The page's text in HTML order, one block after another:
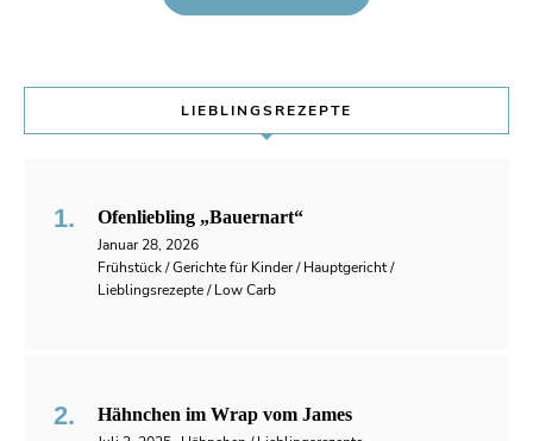
LIEBLINGSREZEPTE
Ofenliebling „Bauernart“
Januar 28, 2026
Frühstück / Gerichte für Kinder / Hauptgericht /
Lieblingsrezepte / Low Carb
Hähnchen im Wrap vom James